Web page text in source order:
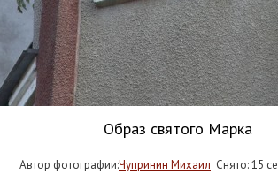
Образ святого Марка
Автор фотографии:Чупринин Михаил Снято: 15